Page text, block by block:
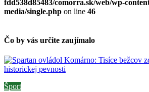
fdd538d85483/comorra.sk/web/wp-
media/single.php on line 46
Čo by vás určite zaujímalo
Šport